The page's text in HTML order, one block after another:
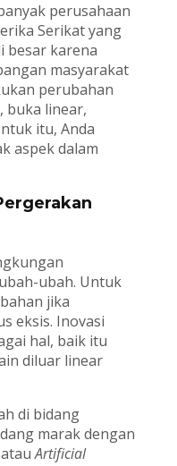
perusahaan
Serikat yang
besar karena
masyarakat
perubahan
buka linear,
itu, Anda
aspek dalam
ubah. Untuk
jika
eksis. Inovasi
hal, baik itu
diluar linear
di bidang
marak dengan
atauArtificial